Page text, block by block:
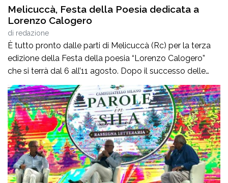
Melicuccà, Festa della Poesia dedicata a
Lorenzo Calogero
di redazione
È tutto pronto dalle parti di Melicuccà (Rc) per la terza
edizione della Festa della poesia “Lorenzo Calogero”
che si terrà dal 6 all’11 agosto. Dopo il successo delle
prime due edizioni, nel 2024 e nel 2025, che hanno
portato nell’entroterra calabrese autorevoli protagonisti
della cultura italiana e internazionale, anche per
quest’annoLYRIKS – Laboratorio Interdisciplinare […]